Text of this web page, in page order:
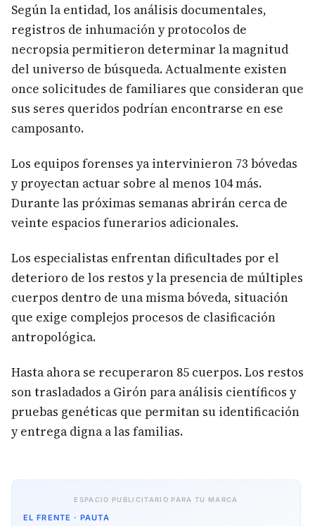
Según la entidad, los análisis documentales,
registros de inhumación y protocolos de
necropsia permitieron determinar la magnitud
del universo de búsqueda. Actualmente existen
once solicitudes de familiares que consideran que
sus seres queridos podrían encontrarse en ese
camposanto.
Los equipos forenses ya intervinieron 73 bóvedas
y proyectan actuar sobre al menos 104 más.
Durante las próximas semanas abrirán cerca de
veinte espacios funerarios adicionales.
Los especialistas enfrentan dificultades por el
deterioro de los restos y la presencia de múltiples
cuerpos dentro de una misma bóveda, situación
que exige complejos procesos de clasificación
antropológica.
Hasta ahora se recuperaron 85 cuerpos. Los restos
son trasladados a Girón para análisis científicos y
pruebas genéticas que permitan su identificación
y entrega digna a las familias.
ESPACIO PUBLICITARIO PARA TU MARCA
EL FRENTE · PAUTA